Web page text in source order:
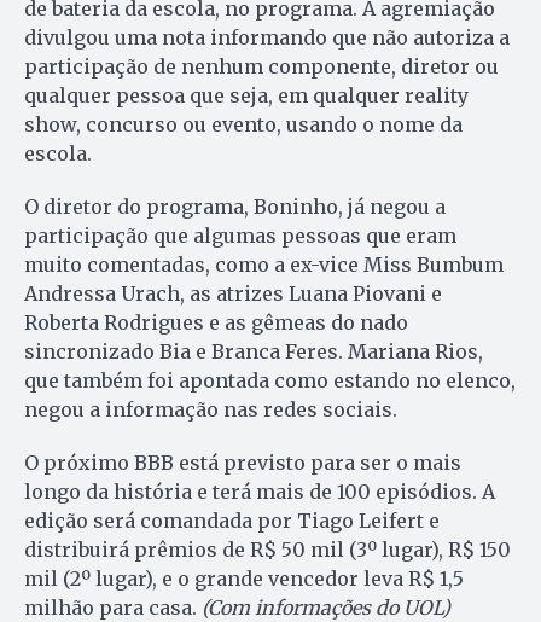
de bateria da escola, no programa. A agremiação
divulgou uma nota informando que não autoriza a
participação de nenhum componente, diretor ou
qualquer pessoa que seja, em qualquer reality
show, concurso ou evento, usando o nome da
escola.
O diretor do programa, Boninho, já negou a
participação que algumas pessoas que eram
muito comentadas, como a ex-vice Miss Bumbum
Andressa Urach, as atrizes Luana Piovani e
Roberta Rodrigues e as gêmeas do nado
sincronizado Bia e Branca Feres. Mariana Rios,
que também foi apontada como estando no elenco,
negou a informação nas redes sociais.
O próximo BBB está previsto para ser o mais
longo da história e terá mais de 100 episódios. A
edição será comandada por Tiago Leifert e
distribuirá prêmios de R$ 50 mil (3º lugar), R$ 150
mil (2º lugar), e o grande vencedor leva R$ 1,5
milhão para casa. (Com informações do UOL)